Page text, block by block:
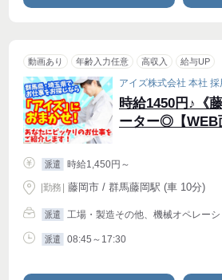
動画あり 年齢入力任意 高収入 給与UP
アイズ株式会社 本社 採
時給1450円♪《
ーター◎【WEB
派遣 時給1,450円～
|勤務 藤岡市 / 群馬藤岡駅 (車 10分)
派遣 工場・製造その他、機械オペレー
派遣 08:45～17:30